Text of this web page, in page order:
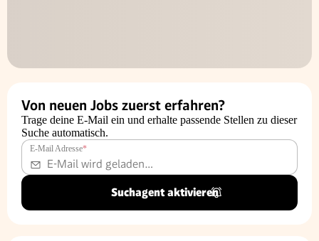
Von neuen Jobs zuerst erfahren?
Trage deine E-Mail ein und erhalte passende Stellen zu dieser
Suche automatisch.
E-Mail Adresse*
Suchagent aktivieren